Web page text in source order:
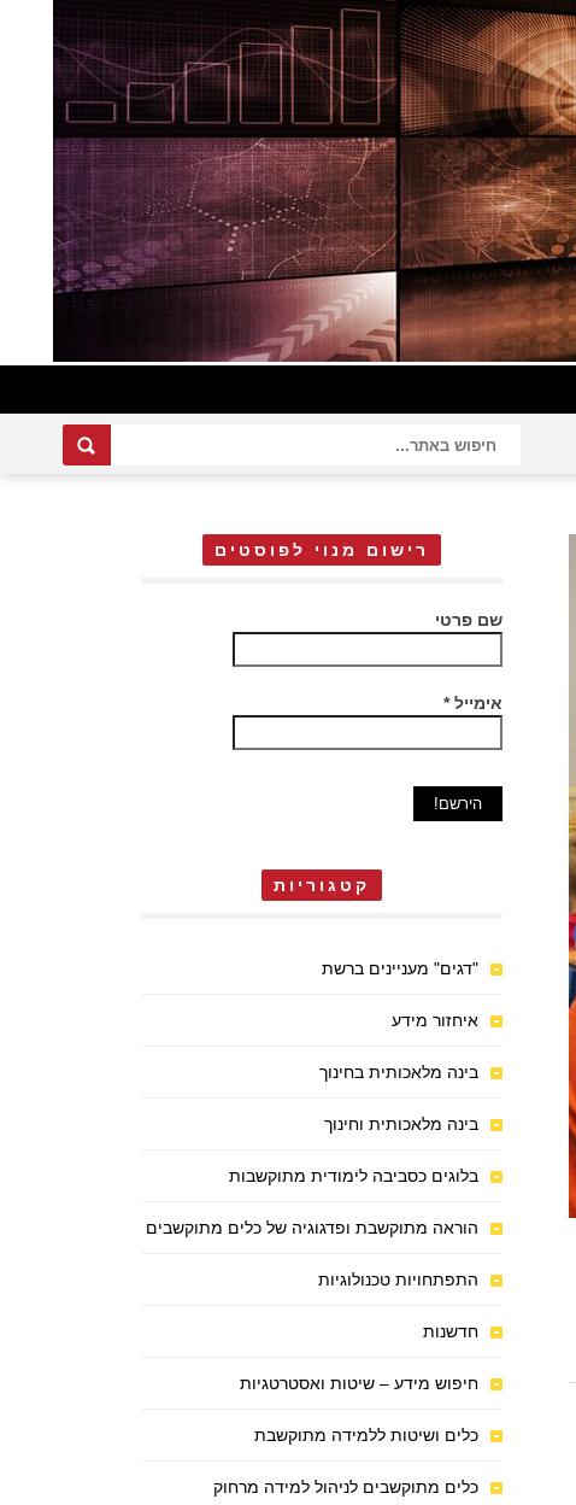
רישום מנוי לפוסטים
שם פרטי
אימייל*
קטגוריות
"דגים" מעניינים ברשת
איחזור מידע
בינה מלאכותית בחינוך
בינה מלאכותית וחינוך
בלוגים כסביבה לימודית מתוקשבות
הוראה מתוקשבת ופדגוגיה של כלים מתוקשבים
התפתחויות טכנולוגיות
חדשנות
חיפוש מידע – שיטות ואסטרטגיות
כלים ושיטות ללמידה מתוקשבת
כלים מתוקשבים לניהול למידה מרחוק